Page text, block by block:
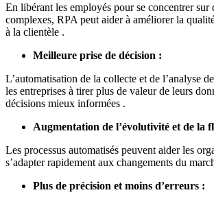
En libérant les employés pour se concentrer sur
complexes, RPA peut aider à améliorer la
à la clientèle .
Meilleure prise de décision :
L’automatisation de la collecte et de l’analyse
les entreprises à tirer plus de valeur de leurs
décisions mieux informées .
Augmentation de l’évolutivité et de la
Les processus automatisés peuvent aider les
s’adapter rapidement aux changements du
Plus de précision et moins d’erreurs :